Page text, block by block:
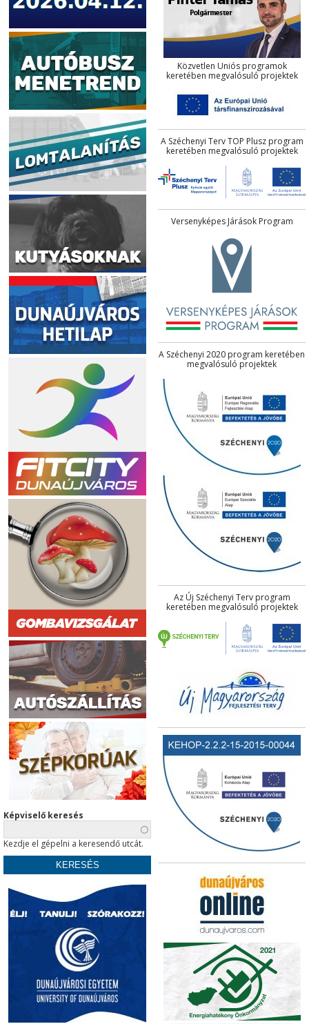
Képviselő keresés
Kezdje el gépelni a keresendő utcát.
Közvetlen Uniós programok
keretében megvalósuló projektek
A Széchenyi Terv TOP Plusz program
keretében megvalósuló projektek
Versenyképes Járások Program
A Széchenyi 2020 program keretében
megvalósuló projektek
Az Új Széchenyi Terv program
keretében megvalósuló projektek